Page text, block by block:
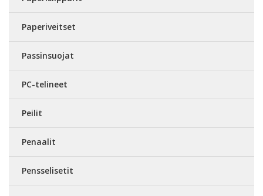
Paperiveitset
Passinsuojat
PC-telineet
Peilit
Penaalit
Pensselisetit